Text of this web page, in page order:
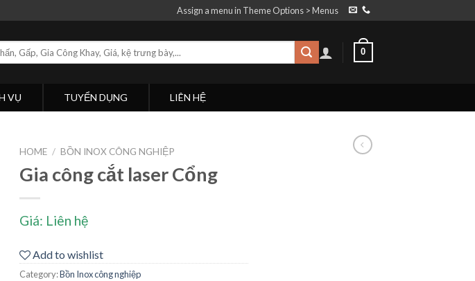
Assign a menu in Theme Options > Menus
0
VỤ TUYỂN DỤNG LIÊN HỆ
HOME / BỒN INOX CÔNG NGHIỆP
Gia công cắt laser Cổng
Giá: Liên hệ
Add to wishlist
Category:Bồn Inox công nghiệp